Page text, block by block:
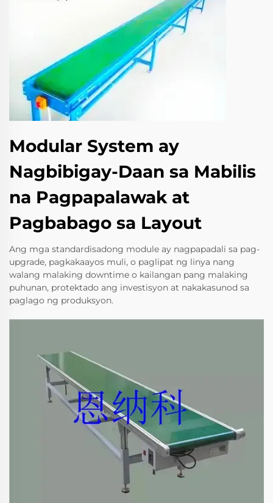
Modular System ay
Nagbibigay-Daan sa Mabilis
na Pagpapalawak at
Pagbabago sa Layout
Ang mga standardisadong module ay nagpapadali sa pag-
upgrade, pagkakaayos muli, o paglipat ng linya nang
walang malaking downtime o kailangan pang malaking
puhunan, protektado ang investisyon at nakakasunod sa
paglago ng produksyon.